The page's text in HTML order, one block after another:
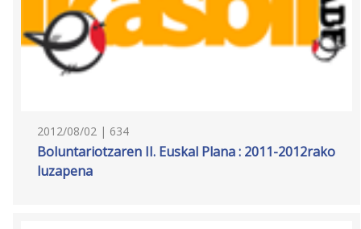
2012/08/02 | 634
Boluntariotzaren II. Euskal Plana : 2011-2012rako
luzapena